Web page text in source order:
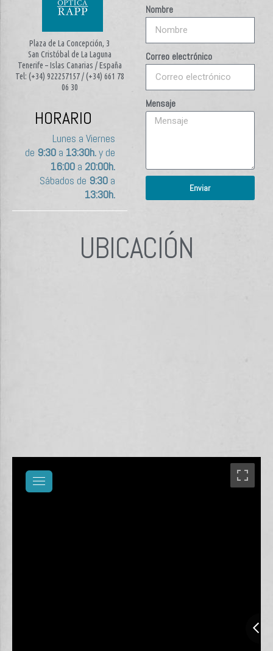
Plaza de La Concepción, 3
San Cristóbal de La Laguna
Tenerife – Islas Canarias / España
Tel: (+34) 922257157 / (+34) 661 78
06 30
HORARIO
Lunes a Viernes
de 9:30a 13:30h.y de
16:00a 20:00h.
Sábados de 9:30a
13:30h.
Nombre
Correo electrónico
Mensaje
Enviar
UBICACIÓN